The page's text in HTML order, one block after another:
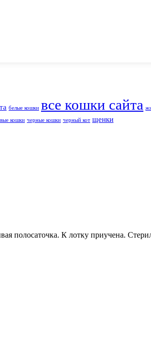
белые кошки все кошки сайта
кошки черные кошки черный кот щенки
полосаточка. К лотку приучена.